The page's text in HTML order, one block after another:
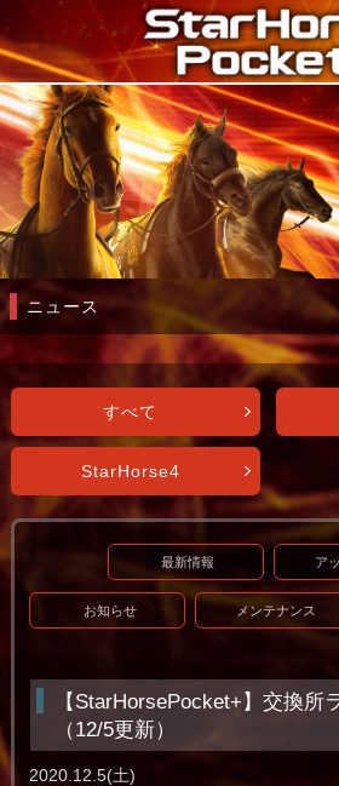
ニュース
すべて
StarHorse4
最新情報 ア
お知らせ メンテナンス
【StarHorsePocket+】交換所
（12/5更新）
2020.12.5(土)